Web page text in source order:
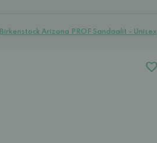
Birkenstock Arizona PROF Sandaalit - Unisex